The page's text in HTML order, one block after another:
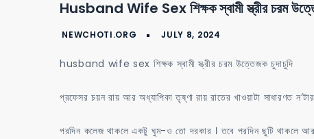
Husband Wife Sex শিক্ষক স্বামী স্ত্রীর চরম
husband wife sex শিক্ষক স্বামী স্ত্রীর চরম উত্তেজক চুদাচুদি
প্রফেসর চয়ন রায় আর অধ্যাপিকা তৃষ্ণা রায় রাতের খাওয়াটা সাধারণত
পরদিন কলেজ থাকলে একটু ঘুম-ও তো দরকার । তবে পরদিন ছুটি থাকলে আর